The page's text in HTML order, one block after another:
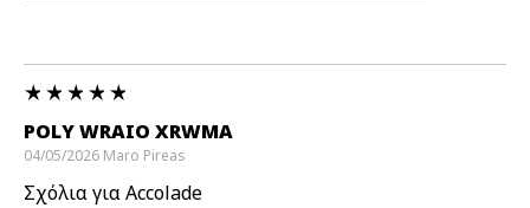
POLY WRAIO XRWMA
04/05/2026 Maro Pireas
Σχόλια για Accolade